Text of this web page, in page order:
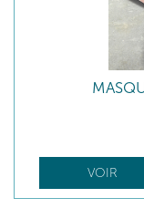
VOIR